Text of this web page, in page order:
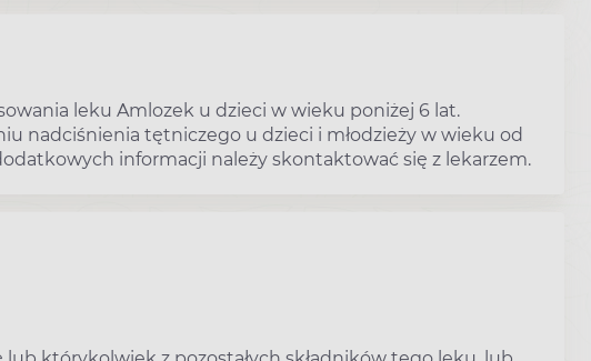
leku Amlozek u dzieci w wieku poniżej 6 lat.
nadciśnienia tętniczego u dzieci i młodzieży w wieku od
informacji należy skontaktować się z lekarzem.